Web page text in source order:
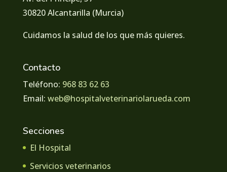
30820 Alcantarilla (Murcia)
Cuidamos la salud de los que más quieres.
Contacto
Teléfono: 968 83 62 63
Email: web@hospitalveterinariolarueda.com
Secciones
El Hospital
Servicios veterinarios